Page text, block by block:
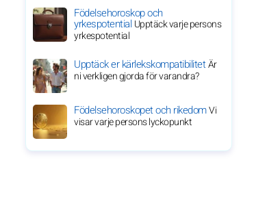
Födelsehoroskop och
yrkespotentialUpptäck varje persons
yrkespotential
Upptäck er kärlekskompatibilitetÄr
ni verkligen gjorda för varandra?
Födelsehoroskopet och rikedomVi
visar varje persons lyckopunkt